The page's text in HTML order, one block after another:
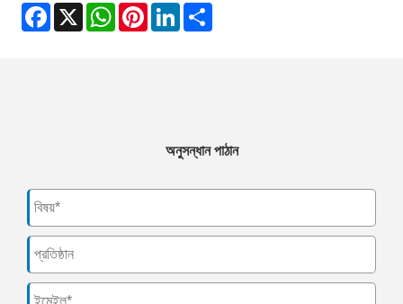
Facebook
X WhatsApp
PinterestLinkedIn
অনুসন্ধান পাঠান